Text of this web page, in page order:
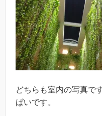
どちらも室内の写真で
ぱいです。